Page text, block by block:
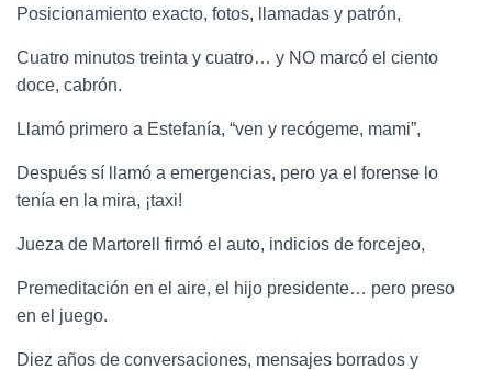
Posicionamiento exacto, fotos, llamadas y patrón,
Cuatro minutos treinta y cuatro… y NO marcó el ciento
doce, cabrón.
Llamó primero a Estefanía, “ven y recógeme, mami”,
Después sí llamó a emergencias, pero ya el forense lo
tenía en la mira, ¡taxi!
Jueza de Martorell firmó el auto, indicios de forcejeo,
Premeditación en el aire, el hijo presidente… pero preso
en el juego.
Diez años de conversaciones, mensajes borrados y